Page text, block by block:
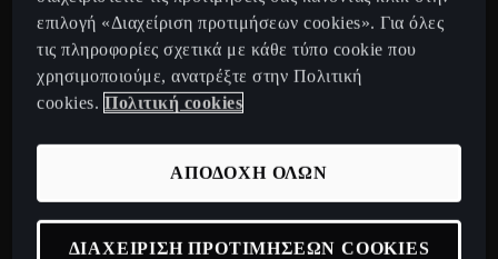
CUPRA Formentor 2025 e-Hybrid
CUPRA Leon 2025 e-Hybrid
CUPRA Leon Sportstourer 2025 e-Hybrid
CUPRA Born Fully Electric Car
Νέο CUPRA Raval 2026
Ανακαλύψτε την CUPRA
Configurator
επιλογή «Διαχείριση προτιμήσεων cookies». Για όλες
τις πληροφορίες σχετικά με κάθε τύπο cookie που
χρησιμοποιούμε, ανατρέξτε στην Πολιτική
cookies. Πολιτική cookies
ΑΠΟΔΟΧΗ ΟΛΩΝ
ΔΙΑΧΕΙΡΙΣΗ ΠΡΟΤΙΜΗΣΕΩΝ COOKIES